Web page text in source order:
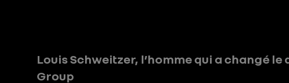
Louis Schweitzer, l’homme qui a changé le
Group